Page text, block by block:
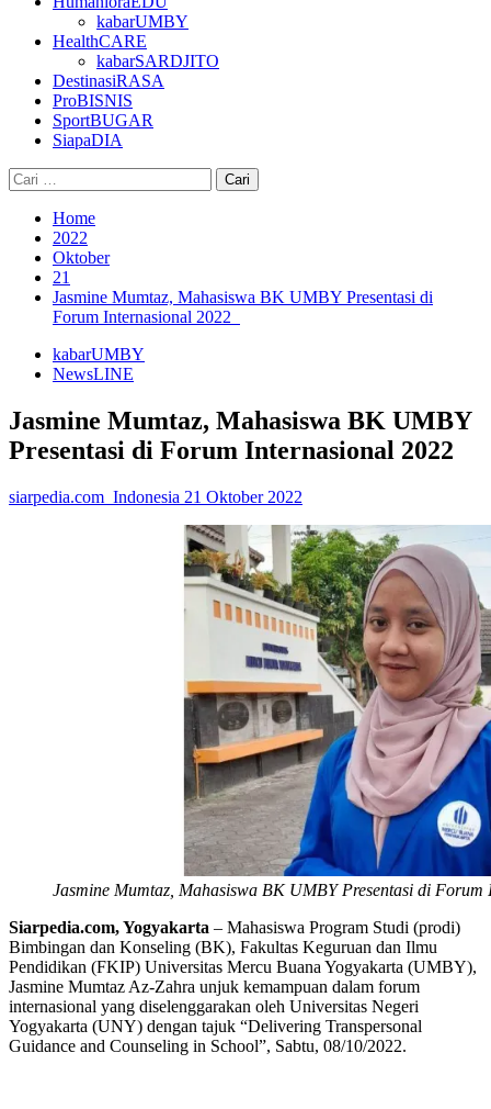
kabarUMBY
HealthCARE
kabarSARDJITO
DestinasiRASA
ProBISNIS
SportBUGAR
SiapaDIA
Cari
untuk:
Home
2022
Oktober
21
Jasmine Mumtaz, Mahasiswa BK UMBY Presentasi di
Forum Internasional 2022
kabarUMBY
NewsLINE
Jasmine Mumtaz, Mahasiswa BK UMBY
Presentasi di Forum Internasional 2022
siarpedia.com_Indonesia 21 Oktober 2022
Jasmine Mumtaz, Mahasiswa BK UMBY Presentasi di Forum
Siarpedia.com, Yogyakarta – Mahasiswa Program Studi (prodi)
Bimbingan dan Konseling (BK), Fakultas Keguruan dan Ilmu
Pendidikan (FKIP) Universitas Mercu Buana Yogyakarta (UMBY),
Jasmine Mumtaz Az-Zahra unjuk kemampuan dalam forum
internasional yang diselenggarakan oleh Universitas Negeri
Yogyakarta (UNY) dengan tajuk “Delivering Transpersonal
Guidance and Counseling in School”, Sabtu, 08/10/2022.